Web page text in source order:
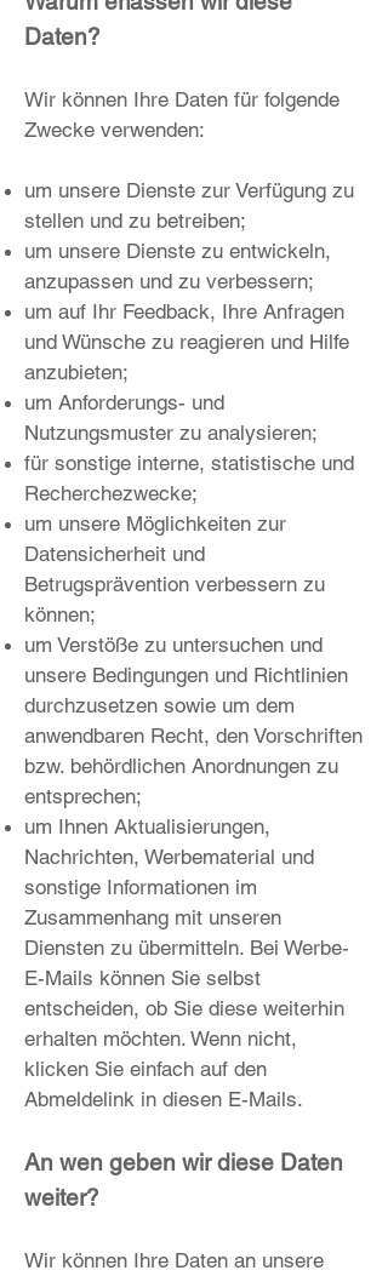
Daten?
Wir können Ihre Daten für folgende
Zwecke verwenden:
um unsere Dienste zur Verfügung zu
stellen und zu betreiben;
um unsere Dienste zu entwickeln,
anzupassen und zu verbessern;
um auf Ihr Feedback, Ihre Anfragen
und Wünsche zu reagieren und Hilfe
anzubieten;
um Anforderungs- und
Nutzungsmuster zu analysieren;
für sonstige interne, statistische und
Recherchezwecke;
um unsere Möglichkeiten zur
Datensicherheit und
Betrugsprävention verbessern zu
können;
um Verstöße zu untersuchen und
unsere Bedingungen und Richtlinien
durchzusetzen sowie um dem
anwendbaren Recht, den Vorschriften
bzw. behördlichen Anordnungen zu
entsprechen;
um Ihnen Aktualisierungen,
Nachrichten, Werbematerial und
sonstige Informationen im
Zusammenhang mit unseren
Diensten zu übermitteln. Bei Werbe-
E-Mails können Sie selbst
entscheiden, ob Sie diese weiterhin
erhalten möchten. Wenn nicht,
klicken Sie einfach auf den
Abmeldelink in diesen E-Mails.
An wen geben wir diese Daten
weiter?
Wir können Ihre Daten an unsere